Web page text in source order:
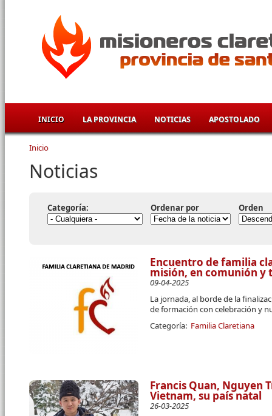
INICIO LA PROVINCIA NOTICIAS APOSTOLADO
Se encuentra usted aquí
Inicio
Noticias
Categoría: Ordenar por Orden
Encuentro de familia
misión, en comunión y
09-04-2025
La jornada, al borde de la
de formación con celebración y
Categoría: Familia Claretiana
Francis Quan, Nguyen
Vietnam, su país natal
26-03-2025